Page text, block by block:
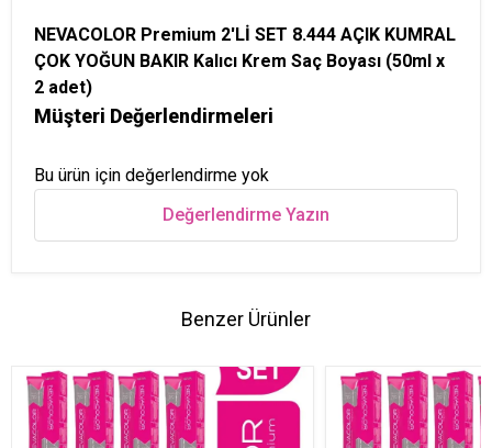
NEVACOLOR Premium 2'Lİ SET 8.444 AÇIK KUMRAL
ÇOK YOĞUN BAKIR Kalıcı Krem Saç Boyası (50ml x
2 adet)
Müşteri Değerlendirmeleri
Bu ürün için değerlendirme yok
Değerlendirme Yazın
Benzer Ürünler